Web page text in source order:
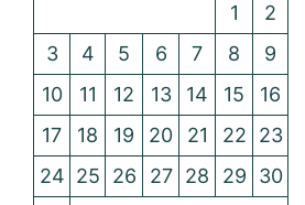
1
2
3
4 5 6 7 8
9
10
11 12 13 14 15
16
17
18 19 20 21 22
23
24 25 26 27 28 29 30